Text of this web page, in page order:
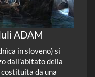
ADAM
in sloveno) si
dall’abitato della
da una